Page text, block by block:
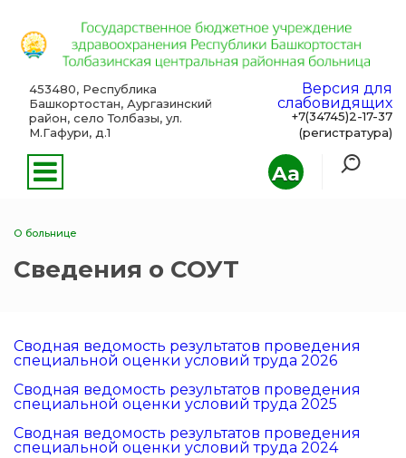
Aa
453480, Республика
Башкортостан, Аургазинский
район, село Толбазы, ул.
М.Гафури, д.1
Версия для
слабовидящих
+7(34745)2-17-37
(регистратура)
О больнице
Сведения о СОУТ
Сводная ведомость результатов проведения
специальной оценки условий труда 2026
Сводная ведомость результатов проведения
специальной оценки условий труда 2025
Сводная ведомость результатов проведения
специальной оценки условий труда 2024